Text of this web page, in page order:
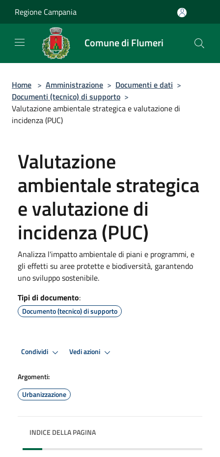
Regione Campania
Comune di Flumeri
Home > Amministrazione > Documenti e dati >
Documenti (tecnico) di supporto >
Valutazione ambientale strategica e valutazione di
incidenza (PUC)
Valutazione
ambientale strategica
e valutazione di
incidenza (PUC)
Analizza l'impatto ambientale di piani e programmi, e
gli effetti su aree protette e biodiversità, garantendo
uno sviluppo sostenibile.
Tipi di documento:
Documento (tecnico) di supporto
Condividi Vedi azioni
Argomenti:
Urbanizzazione
INDICE DELLA PAGINA